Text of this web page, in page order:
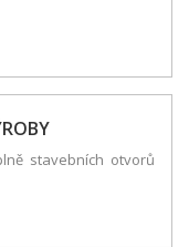
stavebních otvorů